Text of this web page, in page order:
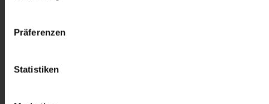
Präferenzen
Statistiken
Offene Kirche: Täglich 08-18 Uhr